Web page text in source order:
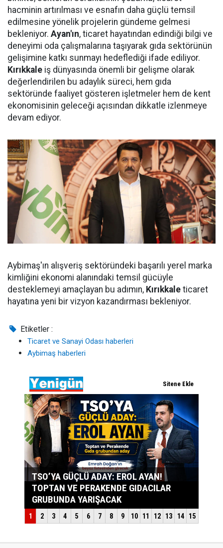
hacminin artırılması ve esnafın daha güçlü temsil
edilmesine yönelik projelerin gündeme gelmesi
bekleniyor. Ayan'ın, ticaret hayatından edindiği bilgi ve
deneyimi oda çalışmalarına taşıyarak gıda sektörünün
gelişimine katkı sunmayı hedeflediği ifade ediliyor.
Kırıkkale iş dünyasında önemli bir gelişme olarak
değerlendirilen bu adaylık süreci, hem gıda
sektöründe faaliyet gösteren işletmeler hem de kent
ekonomisinin geleceği açısından dikkatle izlenmeye
devam ediyor.
Aybimaş'ın alışveriş sektöründeki başarılı yerel marka
kimliğini ekonomi alanındaki temsil gücüyle
desteklemeyi amaçlayan bu adımın, Kırıkkale ticaret
hayatına yeni bir vizyon kazandırması bekleniyor.
Etiketler :
Ticaret ve Sanayi Odası haberleri
Aybimaş haberleri